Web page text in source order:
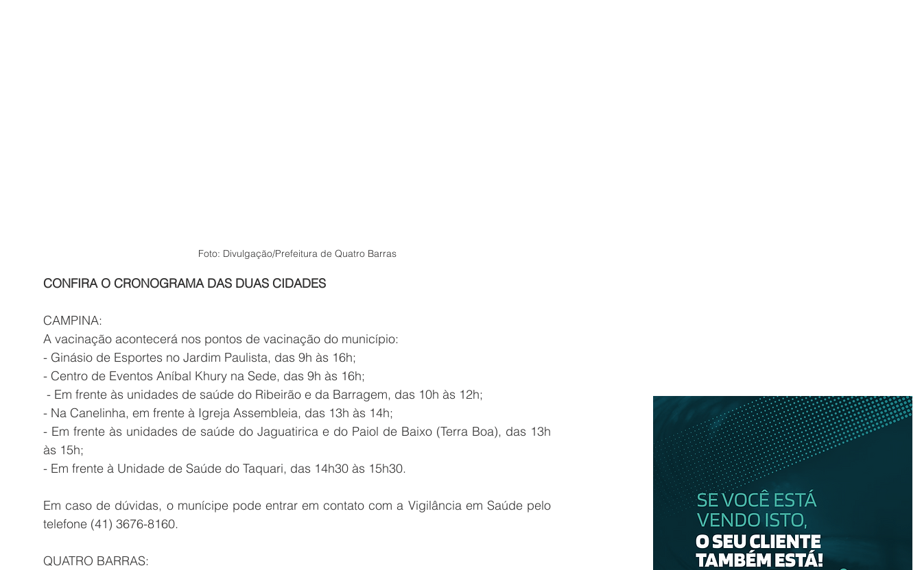
Foto: Divulgação/Prefeitura de Quatro Barras
CONFIRA O CRONOGRAMA DAS DUAS CIDADES
CAMPINA:
A vacinação acontecerá nos pontos de vacinação do município:
- Ginásio de Esportes no Jardim Paulista, das 9h às 16h;
- Centro de Eventos Aníbal Khury na Sede, das 9h às 16h;
- Em frente às unidades de saúde do Ribeirão e da Barragem, das 10h às 12h;
- Na Canelinha, em frente à Igreja Assembleia, das 13h às 14h;
- Em frente às unidades de saúde do Jaguatirica e do Paiol de Baixo (Terra Boa), das 13h
às 15h;
- Em frente à Unidade de Saúde do Taquari, das 14h30 às 15h30.
Em caso de dúvidas, o munícipe pode entrar em contato com a Vigilância em Saúde pelo
telefone (41) 3676-8160.
QUATRO BARRAS: